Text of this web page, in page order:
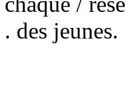
. des jeunes.